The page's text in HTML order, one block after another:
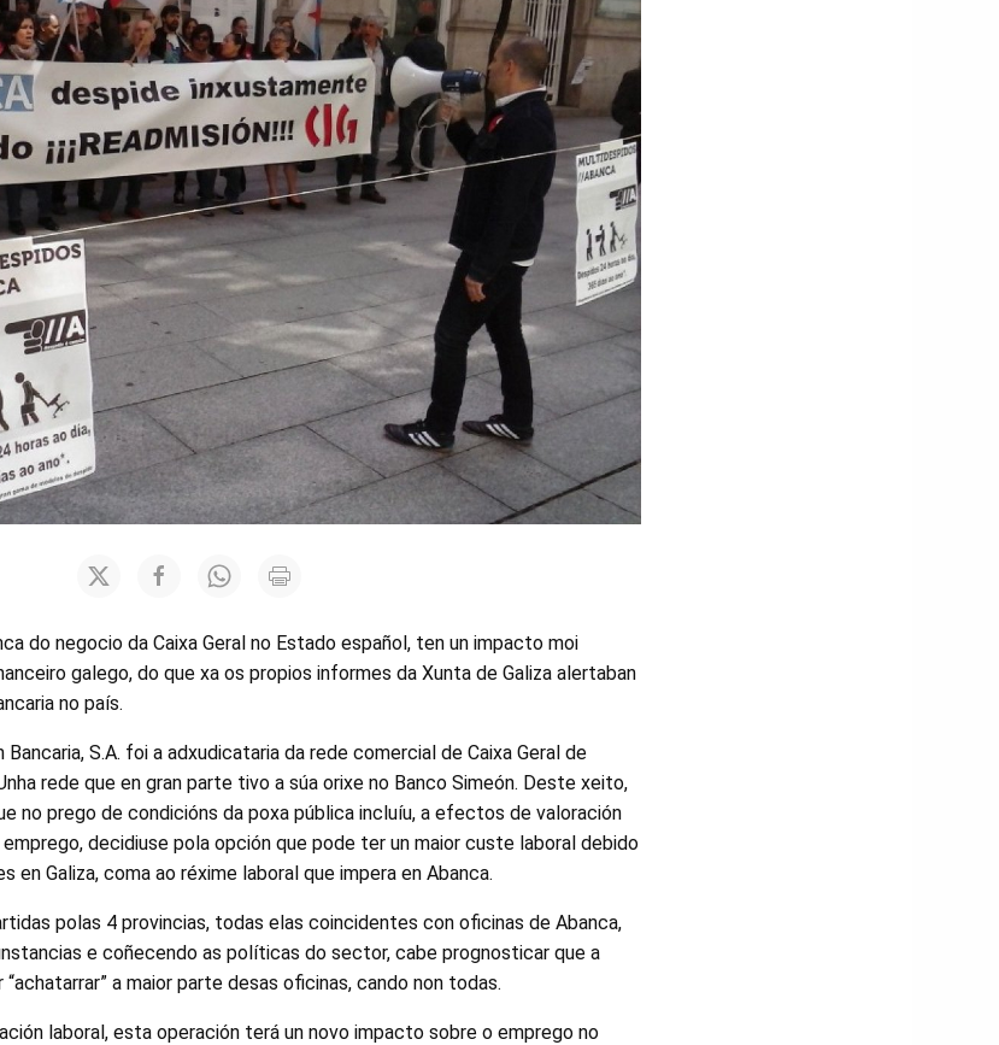
do negocio da Caixa Geral no Estado español, ten un impacto moi
galego, do que xa os propios informes da Xunta de Galiza alertaban
no país.
S.A. foi a adxudicataria da rede comercial de Caixa Geral de
rede que en gran parte tivo a súa orixe no Banco Simeón. Deste xeito,
no prego de condicións da poxa pública incluíu, a efectos de valoración
decidiuse pola opción que pode ter un maior custe laboral debido
Galiza, coma ao réxime laboral que impera en Abanca.
polas 4 provincias, todas elas coincidentes con oficinas de Abanca,
e coñecendo as políticas do sector, cabe prognosticar que a
a maior parte desas oficinas, cando non todas.
laboral, esta operación terá un novo impacto sobre o emprego no